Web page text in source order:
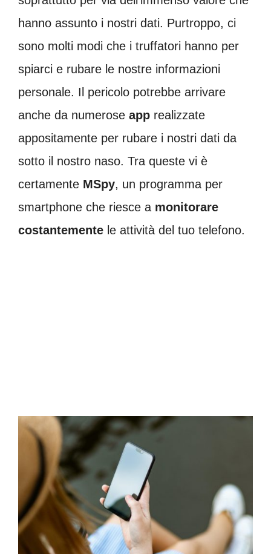
hanno assunto i nostri dati. Purtroppo, ci
sono molti modi che i truffatori hanno per
spiarci e rubare le nostre informazioni
personale. Il pericolo potrebbe arrivare
anche da numerose app realizzate
appositamente per rubare i nostri dati da
sotto il nostro naso. Tra queste vi è
certamente MSpy, un programma per
smartphone che riesce a monitorare
costantemente le attività del tuo telefono.